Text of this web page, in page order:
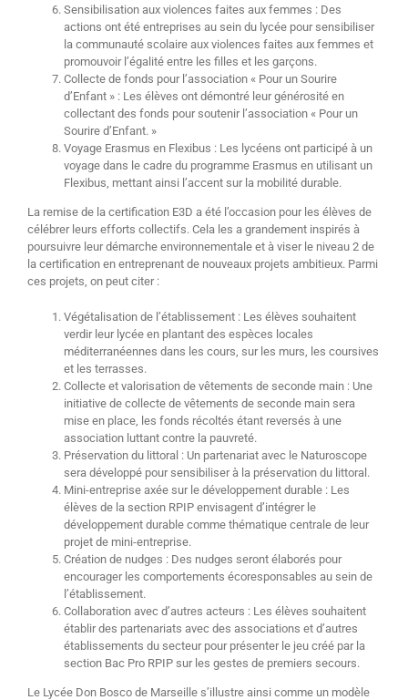
Sensibilisation aux violences faites aux femmes : Des
actions ont été entreprises au sein du lycée pour sensibiliser
la communauté scolaire aux violences faites aux femmes et
promouvoir l’égalité entre les filles et les garçons.
Collecte de fonds pour l’association « Pour un Sourire
d’Enfant » : Les élèves ont démontré leur générosité en
collectant des fonds pour soutenir l’association « Pour un
Sourire d’Enfant. »
Voyage Erasmus en Flexibus : Les lycéens ont participé à un
voyage dans le cadre du programme Erasmus en utilisant un
Flexibus, mettant ainsi l’accent sur la mobilité durable.
La remise de la certification E3D a été l’occasion pour les élèves de
célébrer leurs efforts collectifs. Cela les a grandement inspirés à
poursuivre leur démarche environnementale et à viser le niveau 2 de
la certification en entreprenant de nouveaux projets ambitieux. Parmi
ces projets, on peut citer :
Végétalisation de l’établissement : Les élèves souhaitent
verdir leur lycée en plantant des espèces locales
méditerranéennes dans les cours, sur les murs, les coursives
et les terrasses.
Collecte et valorisation de vêtements de seconde main : Une
initiative de collecte de vêtements de seconde main sera
mise en place, les fonds récoltés étant reversés à une
association luttant contre la pauvreté.
Préservation du littoral : Un partenariat avec le Naturoscope
sera développé pour sensibiliser à la préservation du littoral.
Mini-entreprise axée sur le développement durable : Les
élèves de la section RPIP envisagent d’intégrer le
développement durable comme thématique centrale de leur
projet de mini-entreprise.
Création de nudges : Des nudges seront élaborés pour
encourager les comportements écoresponsables au sein de
l’établissement.
Collaboration avec d’autres acteurs : Les élèves souhaitent
établir des partenariats avec des associations et d’autres
établissements du secteur pour présenter le jeu créé par la
section Bac Pro RPIP sur les gestes de premiers secours.
Le Lycée Don Bosco de Marseille s’illustre ainsi comme un modèle